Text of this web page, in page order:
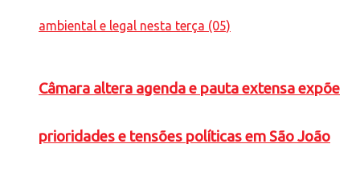
Câmara altera agenda e pauta extensa expõe
prioridades e tensões políticas em São João